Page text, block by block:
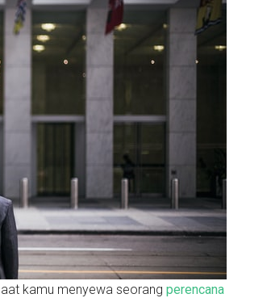
kamu menyewa seorang perencana